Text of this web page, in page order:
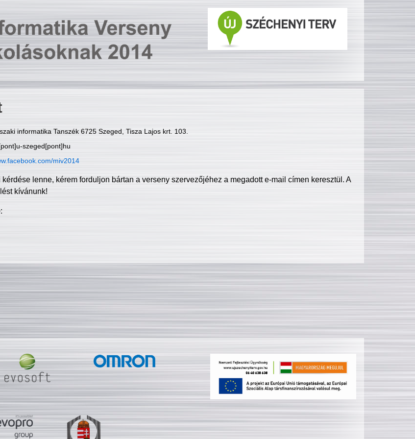
informatika Tanszék 6725 Szeged, Tisza Lajos krt. 103.
szeged[pont]hu
miv2014
lenne, kérem forduljon bártan a verseny szervezőjéhez a megadott e-mail címen keresztül. A
kívánunk!